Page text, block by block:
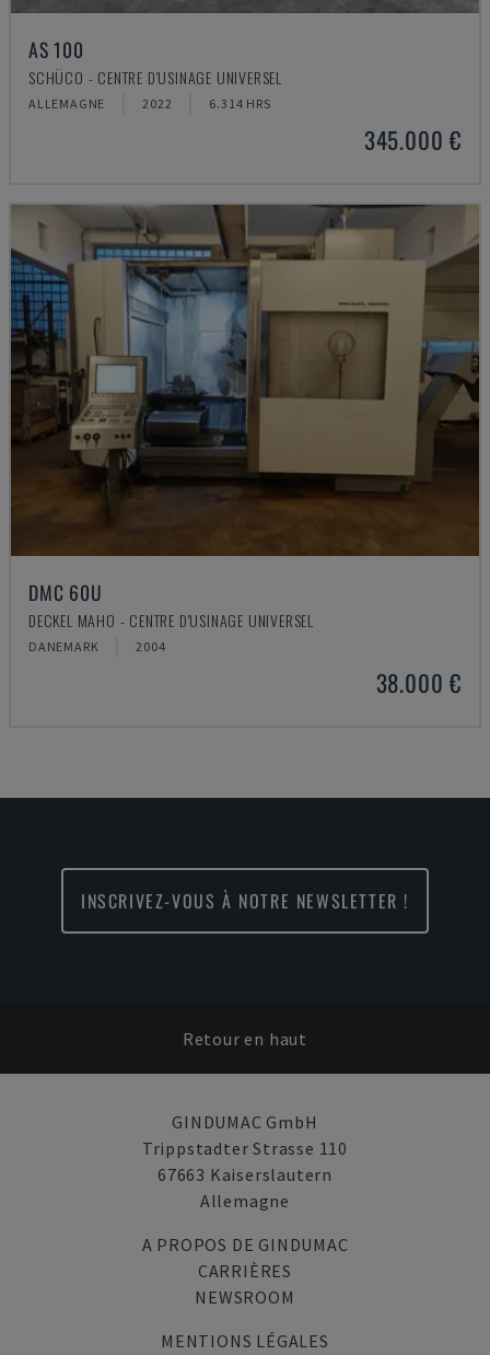
AS 100
SCHÜCO - CENTRE D'USINAGE UNIVERSEL
ALLEMAGNE 2022 6.314 HRS
345.000 €
DMC 60U
DECKEL MAHO - CENTRE D'USINAGE UNIVERSEL
DANEMARK 2004
38.000 €
INSCRIVEZ-VOUS À NOTRE NEWSLETTER !
Retour en haut
GINDUMAC GmbH
Trippstadter Strasse 110
67663 Kaiserslautern
Allemagne
A PROPOS DE GINDUMAC
CARRIÈRES
NEWSROOM
MENTIONS LÉGALES